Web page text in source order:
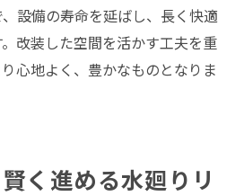
水廻りリフォームの流れ
始める水廻りリフォーム手順
ームの計画と補助金申請の流
店と行う補助金対応リフォー
設備の寿命を延ばし、長く快適
改装した空間を活かす工夫を重
心地よく、豊かなものとなりま
く進める水廻りリ